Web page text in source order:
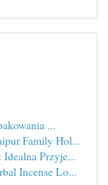
...
Family Hol...
Przyje...
Incense Lo...